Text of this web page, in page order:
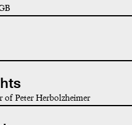
Peter Herbolzheimer